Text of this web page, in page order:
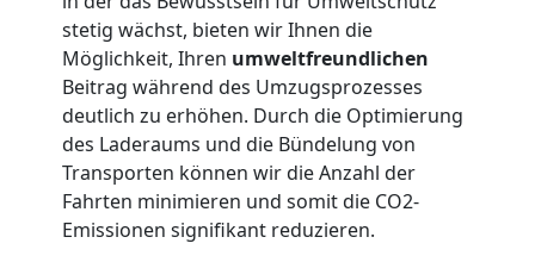
stetig wächst, bieten wir Ihnen die
Möglichkeit, Ihren umweltfreundlichen
Beitrag während des Umzugsprozesses
deutlich zu erhöhen. Durch die Optimierung
des Laderaums und die Bündelung von
Transporten können wir die Anzahl der
Fahrten minimieren und somit die CO2-
Emissionen signifikant reduzieren.
Leonding
Übersiedlung
Leonding